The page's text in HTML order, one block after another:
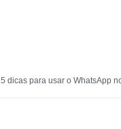
5 dicas para usar o WhatsApp